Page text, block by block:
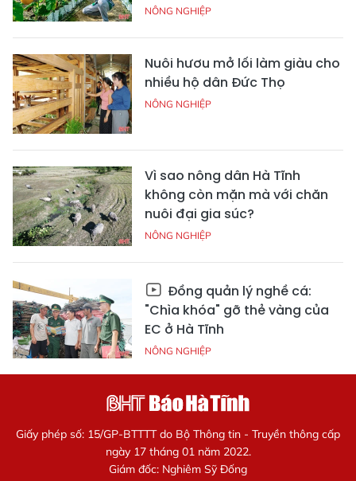
NÔNG NGHIỆP
Nuôi hươu mở lối làm giàu cho
nhiều hộ dân Đức Thọ
NÔNG NGHIỆP
Vì sao nông dân Hà Tĩnh
không còn mặn mà với chăn
nuôi đại gia súc?
NÔNG NGHIỆP
Đồng quản lý nghề cá:
"Chìa khóa" gỡ thẻ vàng của
EC ở Hà Tĩnh
NÔNG NGHIỆP
Giấy phép số: 15/GP-BTTTT do Bộ Thông tin - Truyền thông cấp
ngày 17 tháng 01 năm 2022.
Giám đốc: Nghiêm Sỹ Đống